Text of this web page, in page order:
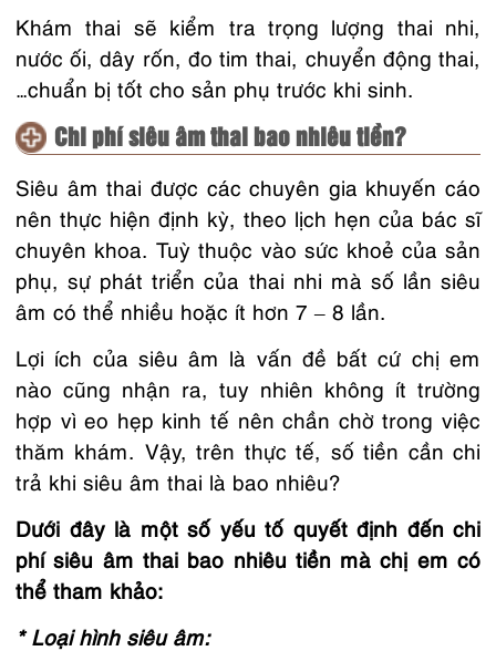
Khám thai sẽ kiểm tra trọng lượng thai nhi,
nước ối, dây rốn, đo tim thai, chuyển động thai,
…chuẩn bị tốt cho sản phụ trước khi sinh.
Chi phí siêu âm thai bao nhiêu tiền?
Siêu âm thai được các chuyên gia khuyến cáo
nên thực hiện định kỳ, theo lịch hẹn của bác sĩ
chuyên khoa. Tuỳ thuộc vào sức khoẻ của sản
phụ, sự phát triển của thai nhi mà số lần siêu
âm có thể nhiều hoặc ít hơn 7 – 8 lần.
Lợi ích của siêu âm là vấn đề bất cứ chị em
nào cũng nhận ra, tuy nhiên không ít trường
hợp vì eo hẹp kinh tế nên chần chờ trong việc
thăm khám. Vậy, trên thực tế, số tiền cần chi
trả khi siêu âm thai là bao nhiêu?
Dưới đây là một số yếu tố quyết định đến chi
phí siêu âm thai bao nhiêu tiền mà chị em có
thể tham khảo:
* Loại hình siêu âm: